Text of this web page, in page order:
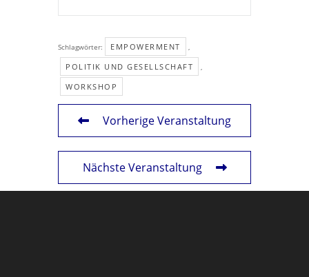
Schlagwörter: EMPOWERMENT ,
POLITIK UND GESELLSCHAFT ,
WORKSHOP
Vorherige Veranstaltung
Nächste Veranstaltung